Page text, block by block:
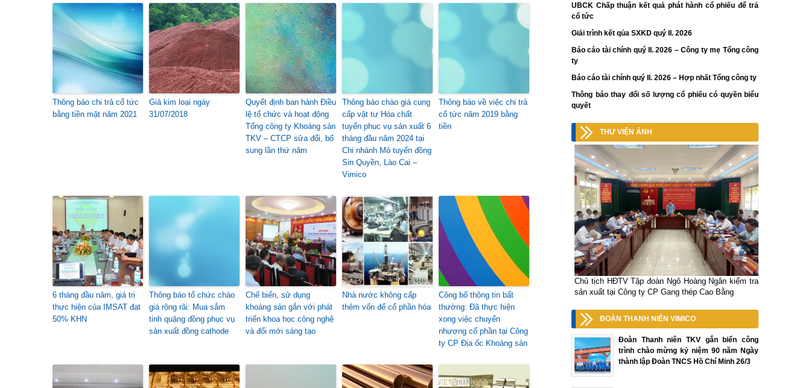
Thông báo chi trả cổ tức
bằng tiền mặt năm 2021
Giá kim loại ngày
31/07/2018
Quyết định ban hành Điều
lệ tổ chức và hoạt động
Tổng công ty Khoáng sản
TKV – CTCP sửa đổi, bổ
sung lần thứ năm
Thông báo chào giá cung
cấp vật tư Hóa chất
tuyển phục vụ sản xuất 6
tháng đầu năm 2024 tại
Chi nhánh Mỏ tuyển đồng
Sin Quyền, Lào Cai –
Vimico
Thông báo về việc chi trả
cổ tức năm 2019 bằng
tiền
6 tháng đầu năm, giá trị
thực hiện của IMSAT đạt
50% KHN
Thông báo tổ chức chào
giá rộng rãi: Mua sắm
tinh quặng đồng phục vụ
sản xuất đồng cathode
Chế biến, sử dụng
khoáng sản gắn với phát
triển khoa học công nghệ
và đổi mới sáng tạo
Nhà nước không cấp
thêm vốn để cổ phần hóa
Công bố thông tin bất
thường: Đã thực hiện
xong việc chuyển
nhượng cổ phần tại Công
ty CP Địa ốc Khoáng sản
UBCK Chấp thuận kết quả phát hành cổ phiếu để trả
cổ tức
Giải trình kết qủa SXKD quý II. 2026
Báo cáo tài chính quý II. 2026 – Công ty mẹ Tổng công
ty
Báo cáo tài chính quý II. 2026 – Hợp nhất Tổng công ty
Thông báo thay đổi số lượng cổ phiếu có quyền biểu
quyết
THƯ VIỆN ẢNH
Chủ tịch HĐTV Tập đoàn Ngô Hoàng Ngân kiểm tra
sản xuất tại Công ty CP Gang thép Cao Bằng
ĐOÀN THANH NIÊN VIMICO
Đoàn Thanh niên TKV gắn biển công
trình chào mừng kỷ niệm 90 năm Ngày
thành lập Đoàn TNCS Hồ Chí Minh 26/3